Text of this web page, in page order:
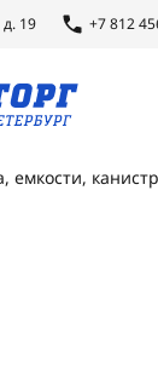
19 +7 812
емкости,